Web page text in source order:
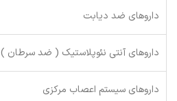
داروهای ضد دیابت
داروهای آنتی نئوپلاستیک ( ضد سرطان )
داروهای سیستم اعصاب مرکزی